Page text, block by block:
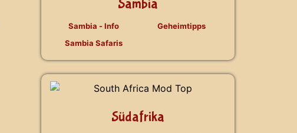
Sambia
Sambia - Info
Sambia Safaris
Geheimtipps
Südafrika